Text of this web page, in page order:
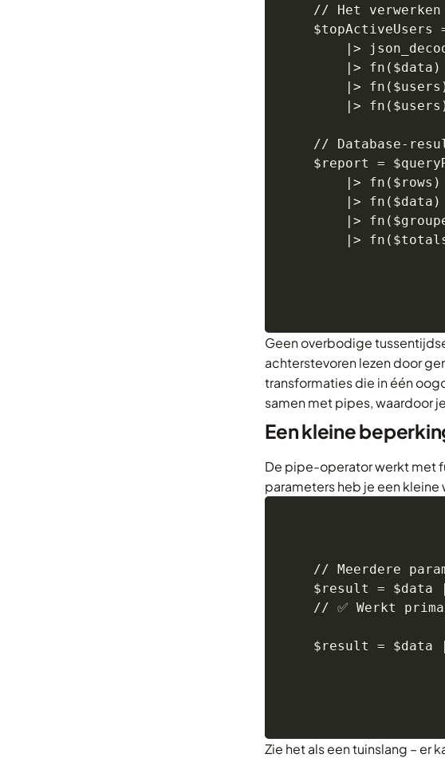
// Het verwerken
$topActiveUsers
|>
|> fn($data)
|>
|>
// Database-
$report =
|>
|>
|>
|>
Geen overbodige
achterstevoren lezen door
transformaties die in één
samen met pipes, waardoor
Een kleine
De pipe-operator werkt met
parameters heb je een
// Meerdere
$result = $data
// ✅ Werkt
$result =
Zie het als een tuinslang – er